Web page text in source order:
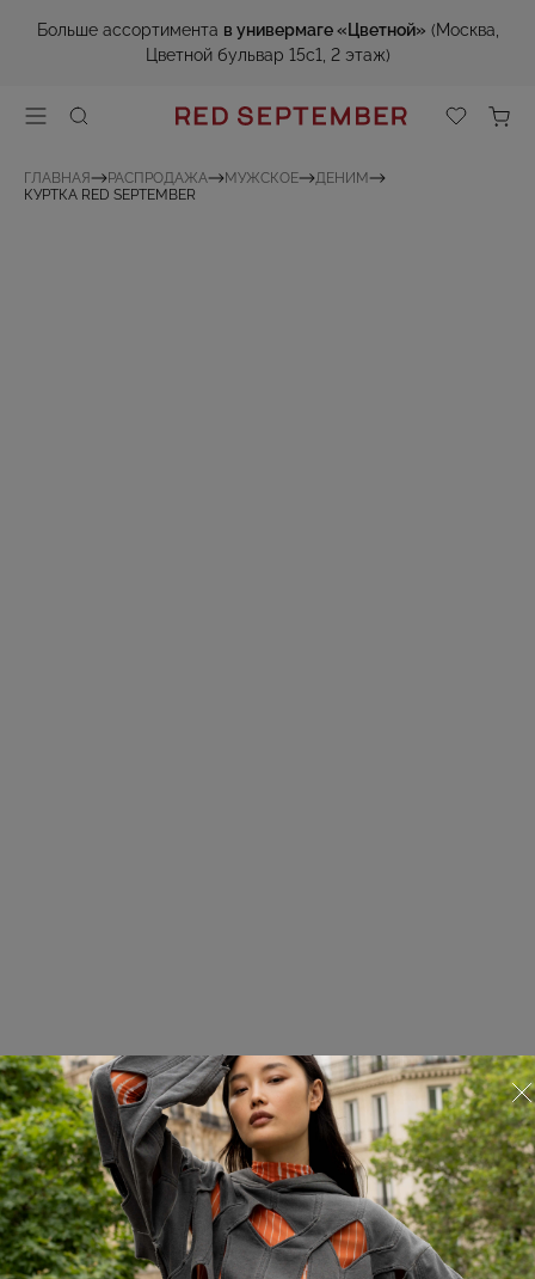
Больше ассортимента в универмаге «Цветной» (Москва,
Цветной бульвар 15с1, 2 этаж)
ГЛАВНАЯ РАСПРОДАЖА МУЖСКОЕ
ДЕНИМ
КУРТКА RED SEPTEMBER
Куртка Red September
324.01.58.04
О товаре Оплата и доставка
Вариация бренда Red September на классическую модель
рабочей куртки, выполненной из джинсы. Объемные
накладные карманы придают утилитарность силуэту.